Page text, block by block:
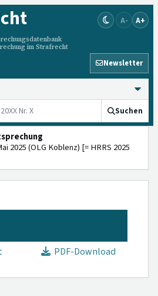
im Strafrecht
A- A+
Newsletter
Suchen
2025 (OLG Koblenz) [= HRRS 2025
PDF-Download